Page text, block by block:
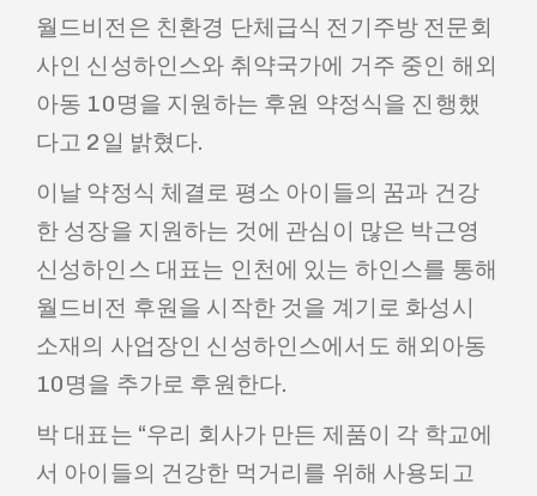
월드비전은 친환경 단체급식 전기주방 전문회
사인 신성하인스와 취약국가에 거주 중인 해외
아동 10명을 지원하는 후원 약정식을 진행했
다고 2일 밝혔다.
이날 약정식 체결로 평소 아이들의 꿈과 건강
한 성장을 지원하는 것에 관심이 많은 박근영
신성하인스 대표는 인천에 있는 하인스를 통해
월드비전 후원을 시작한 것을 계기로 화성시
소재의 사업장인 신성하인스에서도 해외아동
10명을 추가로 후원한다.
박 대표는 “우리 회사가 만든 제품이 각 학교에
서 아이들의 건강한 먹거리를 위해 사용되고